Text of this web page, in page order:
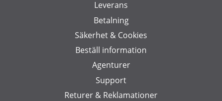
Leverans
Betalning
Säkerhet & Cookies
Beställ information
Agenturer
Support
Returer & Reklamationer